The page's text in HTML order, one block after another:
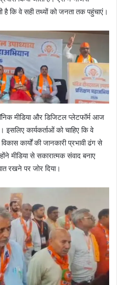
है कि वे सही तथ्यों को जनता तक पहुंचाएं।
मीडिया और डिजिटल प्लेटफॉर्म आज
कार्यकर्ताओं को चाहिए कि वे
कार्यों की जानकारी प्रभावी ढंग से
मीडिया से सकारात्मक संवाद बनाए
रखने पर जोर दिया।